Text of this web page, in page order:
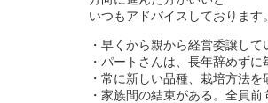
いつもアドバイスしております。
・早くから親から経営委譲して
・パートさんは、長年辞めずに
・常に新しい品種、栽培方法
・家族間の結束がある。全員前